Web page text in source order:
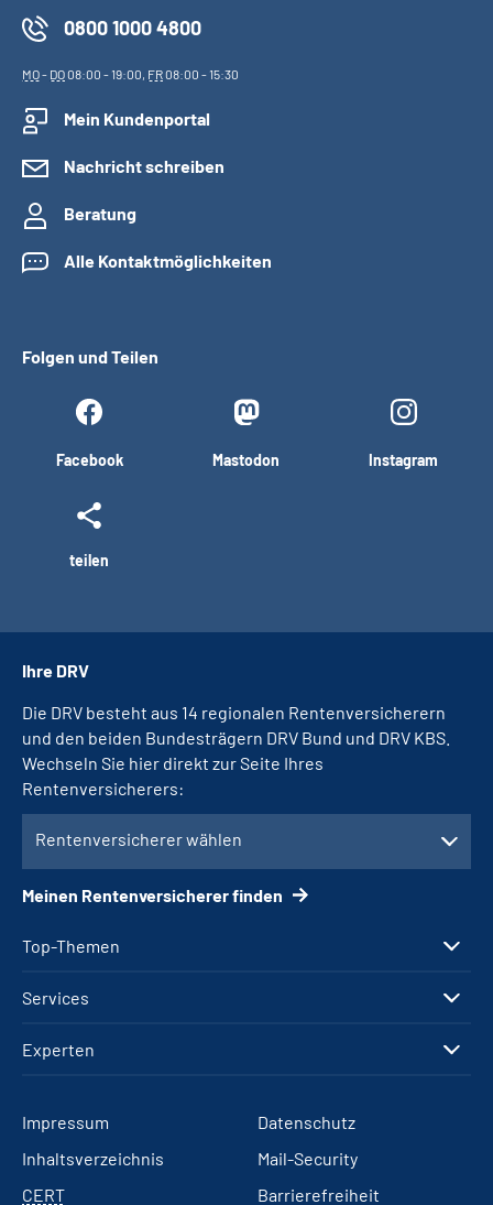
0800 1000 4800
MO- DO08:00 - 19:00, FR08:00 - 15:30
Mein Kundenportal
Nachricht schreiben
Beratung
Alle Kontaktmöglichkeiten
Folgen und Teilen
Facebook Mastodon Instagram
teilen
Top-Themen
Services
Experten
Ihre DRV
Die DRV besteht aus 14 regionalen Rentenversicherern
und den beiden Bundesträgern DRV Bund und DRV KBS.
Wechseln Sie hier direkt zur Seite Ihres
Rentenversicherers:
Rentenversicherer wählen
Meinen Rentenversicherer finden
Impressum
Datenschutz
Inhaltsverzeichnis
Mail-Security
CERT
Barrierefreiheit